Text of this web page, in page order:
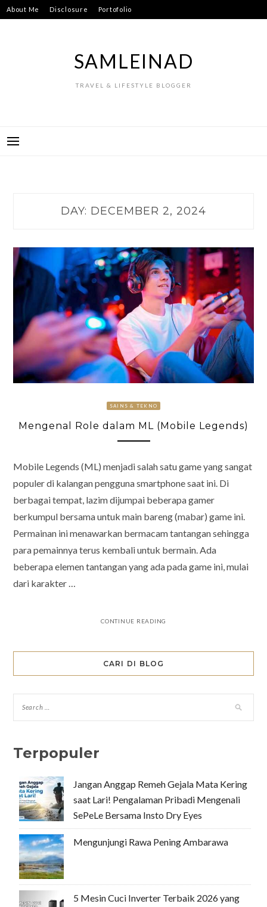
Skip
to
About Me Disclosure Portofolio
SAMLEINAD
TRAVEL & LIFESTYLE BLOGGER
DAY: DECEMBER 2, 2024
SAINS & TEKNO
Mengenal Role dalam ML (Mobile Legends)
Mobile Legends (ML) menjadi salah satu game yang sangat
populer di kalangan pengguna smartphone saat ini. Di
berbagai tempat, lazim dijumpai beberapa gamer
berkumpul bersama untuk main bareng (mabar) game ini.
Permainan ini menawarkan bermacam tantangan sehingga
para pemainnya terus kembali untuk bermain. Ada
beberapa elemen tantangan yang ada pada game ini, mulai
dari karakter …
CONTINUE READING
CARI DI BLOG
Terpopuler
Jangan Anggap Remeh Gejala Mata Kering
saat Lari! Pengalaman Pribadi Mengenali
SePeLe Bersama Insto Dry Eyes
Mengunjungi Rawa Pening Ambarawa
5 Mesin Cuci Inverter Terbaik 2026 yang